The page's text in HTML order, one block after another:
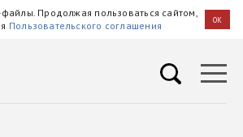
Продолжая пользоваться сайтом,
Пользовательского соглашения OK